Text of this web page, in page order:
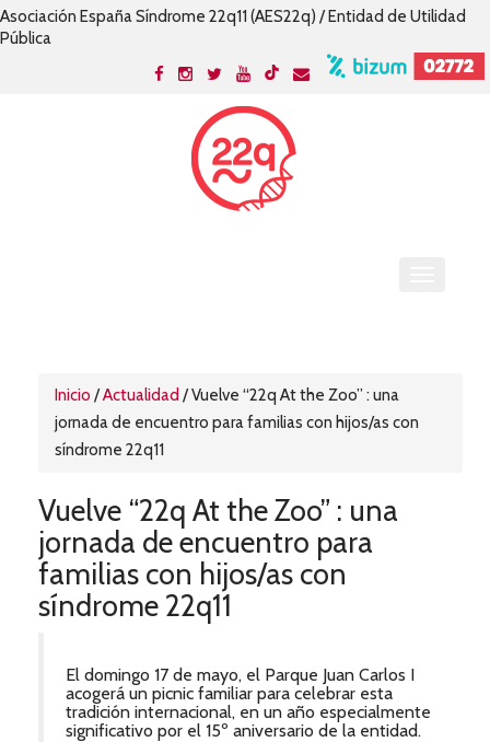
Asociación España Síndrome 22q11 (AES22q) / Entidad de Utilidad
Pública
Inicio /Actualidad /Vuelve “22q At the Zoo” : una
jornada de encuentro para familias con hijos/as con
síndrome 22q11
Vuelve “22q At the Zoo” : una
jornada de encuentro para
familias con hijos/as con
síndrome 22q11
El domingo 17 de mayo, el Parque Juan Carlos I
acogerá un picnic familiar para celebrar esta
tradición internacional, en un año especialmente
significativo por el 15º aniversario de la entidad.